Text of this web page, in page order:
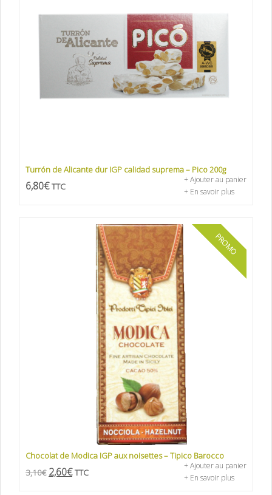
Turrón de Alicante dur IGP calidad suprema – Pico 200g
6,80€ TTC
+ Ajouter au panier
+ En savoir plus
PROMO
Chocolat de Modica IGP aux noisettes – Tipico Barocco
3,10€ 2,60€ TTC
+ Ajouter au panier
+ En savoir plus